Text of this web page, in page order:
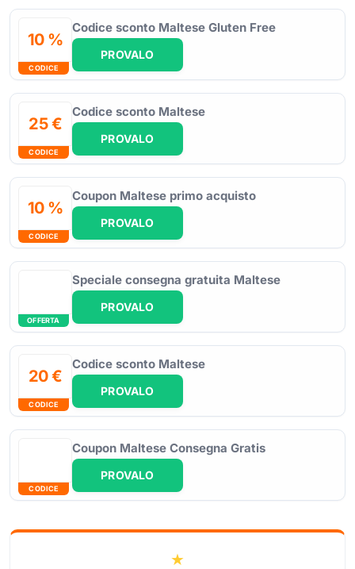
10 %
CODICE
Codice sconto Maltese Gluten Free
PROVALO
25 €
CODICE
Codice sconto Maltese
PROVALO
10 %
CODICE
Coupon Maltese primo acquisto
PROVALO
OFFERTA
Speciale consegna gratuita Maltese
PROVALO
20 €
CODICE
Codice sconto Maltese
PROVALO
CODICE
Coupon Maltese Consegna Gratis
PROVALO